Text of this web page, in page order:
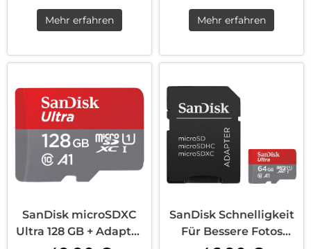
Mehr erfahren Mehr erfahren
SanDisk microSDXC
Ultra 128 GB + Adapter
SanDisk Schnelligkeit
Für Bessere Fotos